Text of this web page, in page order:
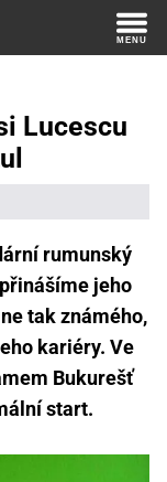
Lucescu
rumunský
jeho
tak známého,
kariéry. Ve
Bukurešť
start.